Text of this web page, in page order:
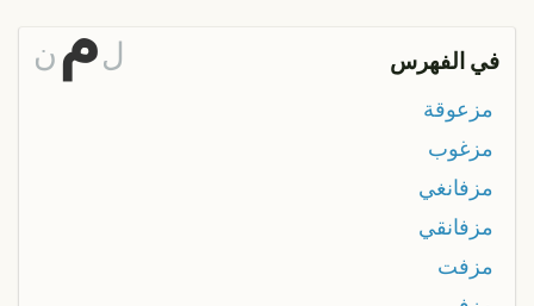
في الفهرس لمن
مزعوقة
مزغوب
مزفانغي
مزفانقي
مزفت